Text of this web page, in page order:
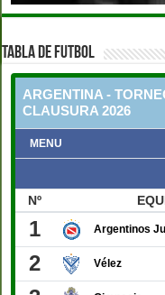
TABLA DE FUTBOL